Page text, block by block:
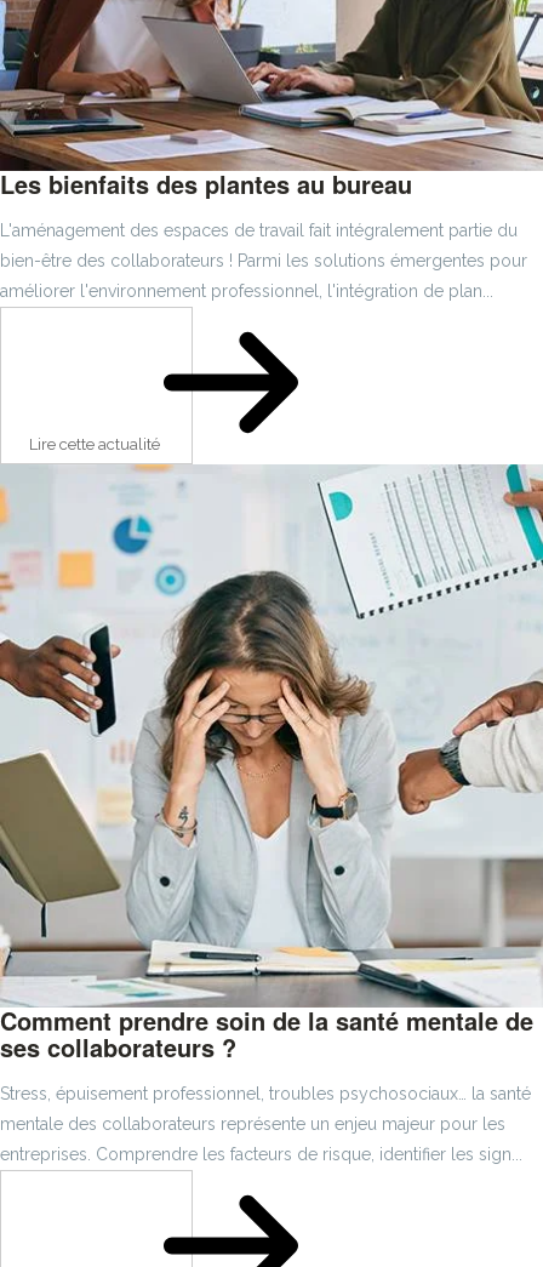
Les bienfaits des plantes au bureau
L'aménagement des espaces de travail fait intégralement partie du
bien-être des collaborateurs ! Parmi les solutions émergentes pour
améliorer l'environnement professionnel, l'intégration de plan...
Lire cette actualité
Comment prendre soin de la santé mentale de
ses collaborateurs ?
Stress, épuisement professionnel, troubles psychosociaux… la santé
mentale des collaborateurs représente un enjeu majeur pour les
entreprises. Comprendre les facteurs de risque, identifier les sign...